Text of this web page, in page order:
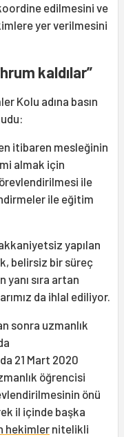
edilmesini ve
yer verilmesini
kaldılar”
Kolu adına basın
itibaren mesleğinin
almak için
ile
ile eğitim
yapılan
belirsiz bir süreç
yanı sıra artan
da ihlal ediliyor.
sonra uzmanlık
21 Mart 2020
öğrencisi
önü
il içinde başka
hekimlernitelikli